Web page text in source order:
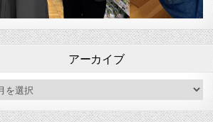
アーカイブ
カイブ